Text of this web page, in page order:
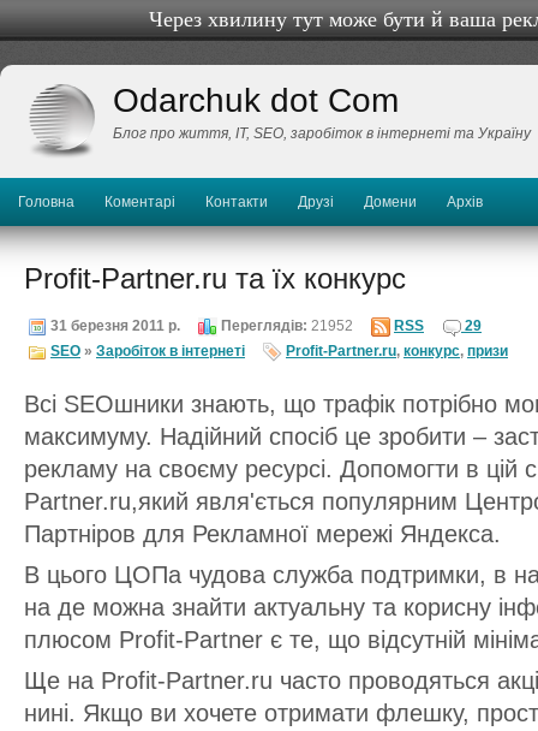
Через хвилину тут може бути й ваша
Odarchuk dot Com
Блог про життя, IТ, SEO, заробіток в інтернеті та Україну
Головна Коментарі Контакти Друзі Домени Архів
Profit-Partner.ru та їх конкурс
31 березня 2011 р. Переглядів: 21952 RSS
29
SEO » Заробіток в інтернеті Profit-Partner.ru, конкурс, призи
Всі SEOшники знають, що трафік потрібно
максимуму. Надійний спосіб це зробити –
рекламу на своєму ресурсі. Допомогти в цій
Partner.ru,який явля'ється популярним
Партніров для Рекламної мережі Яндекса.
В цього ЦОПа чудова служба подтримки, в
на де можна знайти актуальну та корисну
плюсом Profit-Partner є те, що відсутній
Ще на Profit-Partner.ru часто проводяться
нині. Якщо ви хочете отримати флешку,